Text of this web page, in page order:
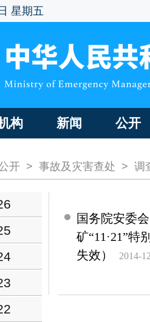
星期五
构 新闻 公开
开 > 事故及灾害查处 > 调
国务院安委
矿“11·21”
失效）
2014-